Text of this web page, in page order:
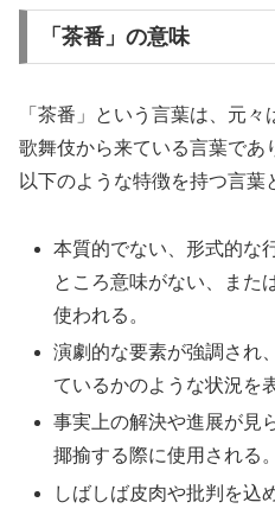
「茶番」の意味
「茶番」という言葉は、元
歌舞伎から来ている言葉であ
以下のような特徴を持つ言葉
本質的でない、形式的な
ところ意味がない、また
使われる。
演劇的な要素が強調され
ているかのような状況を
事実上の解決や進展が見
揶揄する際に使用される。
しばしば皮肉や批判を込